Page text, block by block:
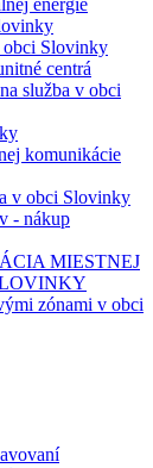
energie
obci Slovinky
centrá
služba v obci
komunikácie
v obci Slovinky
- nákup
MIESTNEJ
zónami v obci